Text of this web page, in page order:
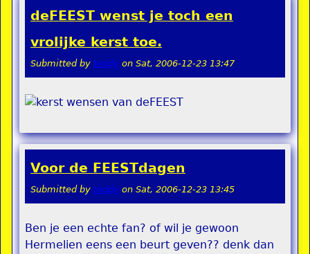
deFEEST wenst je toch een
vrolijke kerst toe.
Submitted by teddy on Sat, 2006-12-23 13:47
Voor de FEESTdagen
Submitted by teddy on Sat, 2006-12-23 13:45
Ben je een echte fan? of wil je gewoon
Hermelien eens een beurt geven?? denk dan